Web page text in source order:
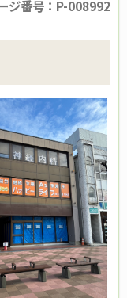
ジ番号：P-008992